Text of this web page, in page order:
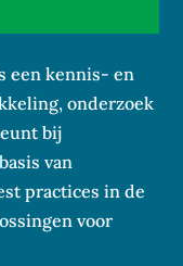
een kennis- en
onderzoek
bij
van
practices in de
voor